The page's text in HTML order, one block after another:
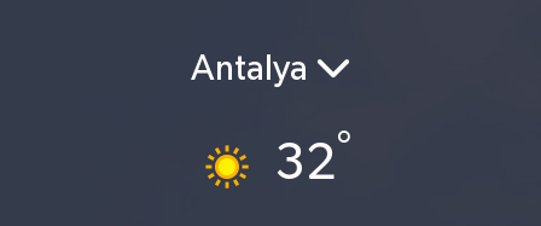
Antalya
32°